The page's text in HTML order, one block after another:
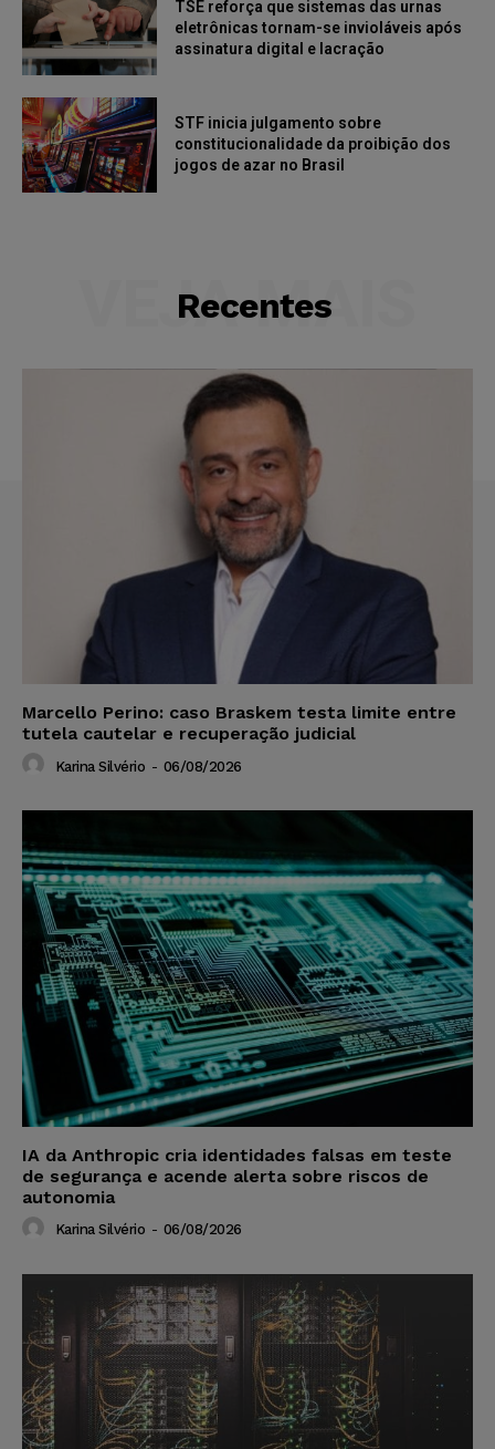
TSE reforça que sistemas das urnas
eletrônicas tornam-se invioláveis após
assinatura digital e lacração
STF inicia julgamento sobre
constitucionalidade da proibição dos
jogos de azar no Brasil
Recentes
VEJA MAIS
Marcello Perino: caso Braskem testa limite entre
tutela cautelar e recuperação judicial
Karina Silvério - 06/08/2026
IA da Anthropic cria identidades falsas em teste
de segurança e acende alerta sobre riscos de
autonomia
Karina Silvério - 06/08/2026